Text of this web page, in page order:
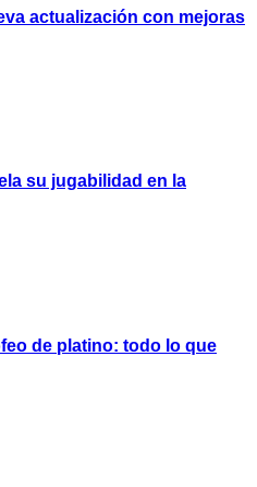
actualización con mejoras
su jugabilidad en la
de platino: todo lo que